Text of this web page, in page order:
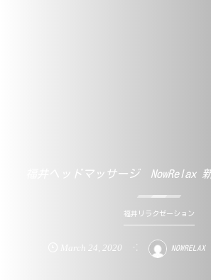
福井ヘッドマッサージ NowRelax
福井リラクゼーション
March 24, 2020 NOWRELAX